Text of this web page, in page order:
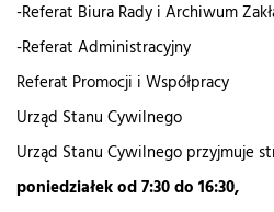
-Referat Biura Rady i Archiwum
-Referat Administracyjny
Referat Promocji i Współpracy
Urząd Stanu Cywilnego
Urząd Stanu Cywilnego przyjmuje
poniedziałek od 7:30 do 16:30,